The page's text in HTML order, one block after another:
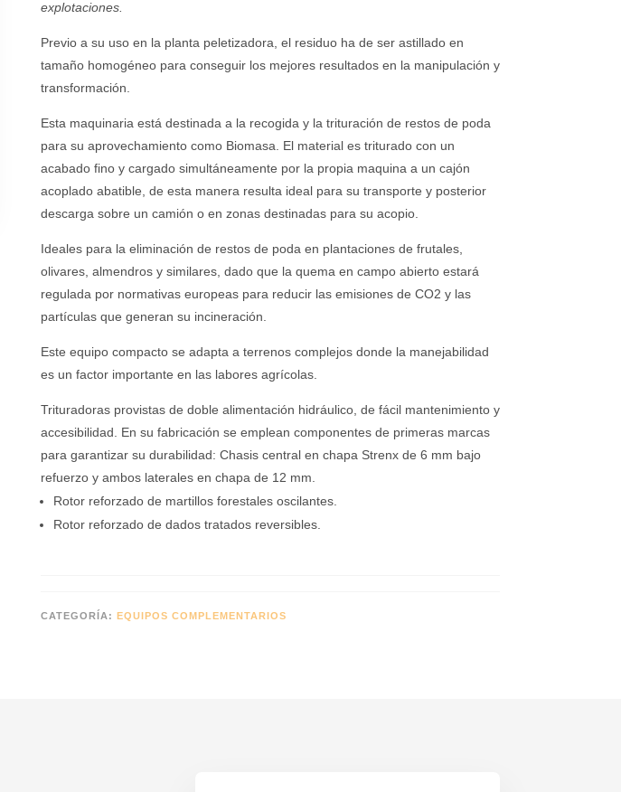
explotaciones.
Previo a su uso en la planta peletizadora, el residuo ha de ser astillado en
tamaño homogéneo para conseguir los mejores resultados en la manipulación y
transformación.
Esta maquinaria está destinada a la recogida y la trituración de restos de poda
para su aprovechamiento como Biomasa. El material es triturado con un
acabado fino y cargado simultáneamente por la propia maquina a un cajón
acoplado abatible, de esta manera resulta ideal para su transporte y posterior
descarga sobre un camión o en zonas destinadas para su acopio.
Ideales para la eliminación de restos de poda en plantaciones de frutales,
olivares, almendros y similares, dado que la quema en campo abierto estará
regulada por normativas europeas para reducir las emisiones de CO2 y las
partículas que generan su incineración.
Este equipo compacto se adapta a terrenos complejos donde la manejabilidad
es un factor importante en las labores agrícolas.
Trituradoras provistas de doble alimentación hidráulico, de fácil mantenimiento y
accesibilidad. En su fabricación se emplean componentes de primeras marcas
para garantizar su durabilidad: Chasis central en chapa Strenx de 6 mm bajo
refuerzo y ambos laterales en chapa de 12 mm.
Rotor reforzado de martillos forestales oscilantes.
Rotor reforzado de dados tratados reversibles.
CATEGORÍA: EQUIPOS COMPLEMENTARIOS